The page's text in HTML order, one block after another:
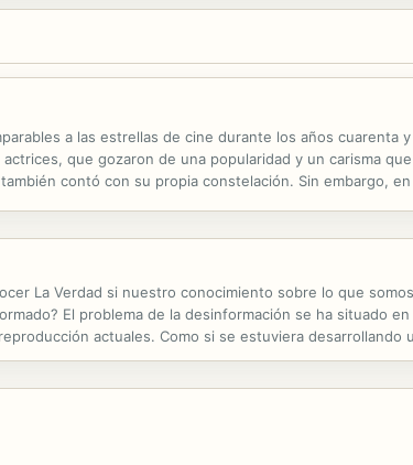
a las estrellas de cine durante los años cuarenta
que gozaron de una popularidad y un carisma
contó con su propia constelación. Sin embargo,
La Verdad si nuestro conocimiento sobre lo que
El problema de la desinformación se ha situado
actuales. Como si se estuviera
de estar más y mejor informados que nunca